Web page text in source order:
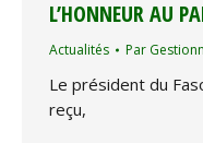
L’HONNEUR AU
Actualités Par
Le président du
reçu,